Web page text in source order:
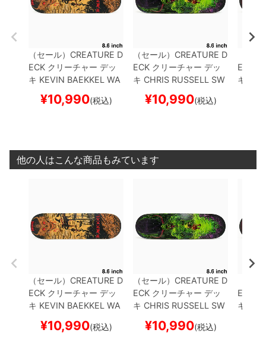
（セール） CREATURE D
ECK クリーチャー デッ
キ KEVIN BAEKKEL WA
STELAND 8.6 スケート
ボード スケボー
¥10,990(税込)
（セール） CREATURE D
ECK クリーチャー デッ
キ CHRIS RUSSELL SW
AMP 8.6
スケートボード
スケボー
¥10,990(税込)
ECK
キ
他の人はこんな商品もみています
（セール） CREATURE D
ECK クリーチャー デッ
キ KEVIN BAEKKEL WA
ボード スケボー
¥10,990(税込)
（セール） CREATURE D
ECK クリーチャー デッ
キ CHRIS RUSSELL SW
スケボー
¥10,990(税込)
ECK
キ